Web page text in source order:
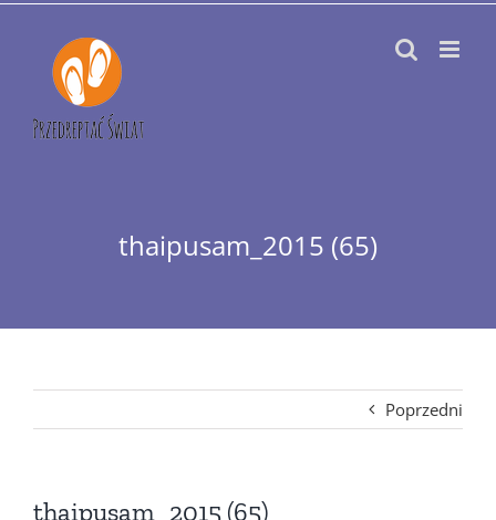
Przejdź
zawartości
thaipusam_2015 (65)
Poprzedni
thaipusam_2015 (65)